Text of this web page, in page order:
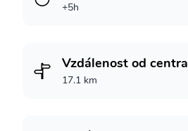
+5h
Vzdálenost od centra
17.1 km